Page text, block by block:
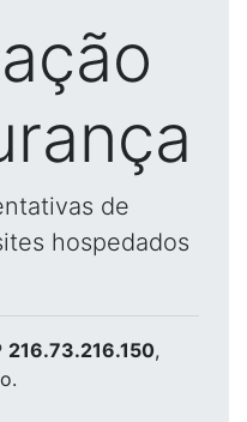
de
hospedados
216.73.216.150,